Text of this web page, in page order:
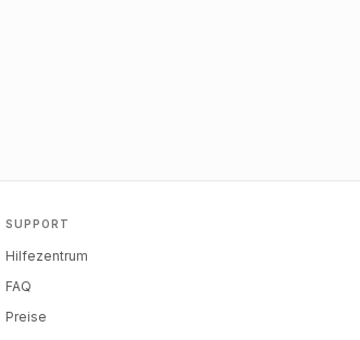
SUPPORT
Hilfezentrum
FAQ
Preise